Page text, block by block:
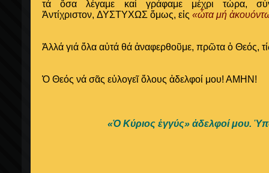
τά ὅσα λέγαμε καί γράφαμε μέχρι τώρα,
Ἀντίχριστον, ΔΥΣΤΥΧΩΣ ὅμως, εἰς «ὦτα μή
Ἀλλά γιά ὅλα αὐτά θά ἀναφερθοῦμε, πρῶτα ὁ Θεός,
Ὁ Θεός νά σᾶς εὐλογεῖ ὅλους ἀδελφοί μου! ΑΜΗΝ!
«Ὁ Κύριος ἐγγύς» ἀδελφοί μου.